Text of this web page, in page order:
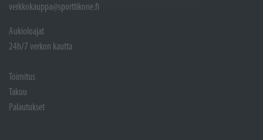
verkkokauppa@sporttikone.fi
Aukioloajat
24h/7 verkon kautta
Toimitus
Takuu
Palautukset